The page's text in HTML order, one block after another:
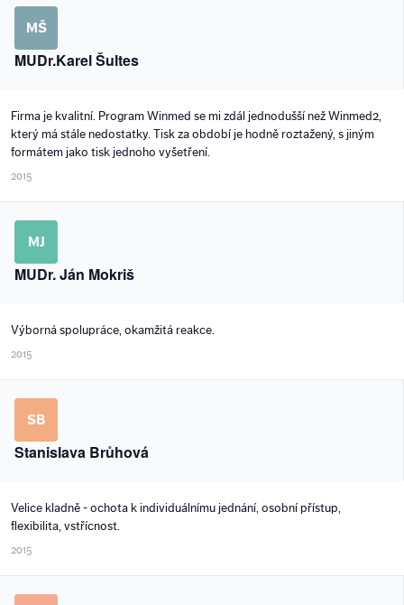
MŠ
MUDr.Karel Šultes
Firma je kvalitní. Program Winmed se mi zdál jednodušší než Winmed2,
který má stále nedostatky. Tisk za období je hodně roztažený, s jiným
formátem jako tisk jednoho vyšetření.
2015
MJ
MUDr. Ján Mokriš
Výborná spolupráce, okamžitá reakce.
2015
SB
Stanislava Brůhová
Velice kladně - ochota k individuálnímu jednání, osobní přístup,
flexibilita, vstřícnost.
2015